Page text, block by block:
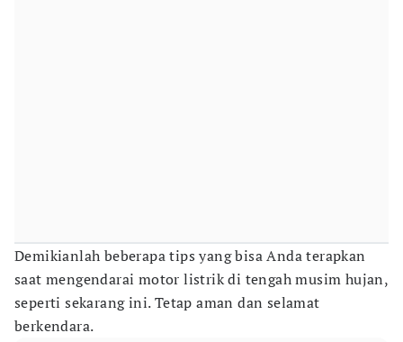
Demikianlah beberapa tips yang bisa Anda terapkan
saat mengendarai motor listrik di tengah musim hujan,
seperti sekarang ini. Tetap aman dan selamat
berkendara.